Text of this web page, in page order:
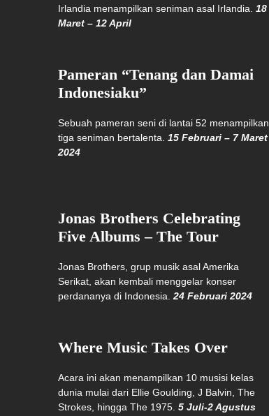
Irlandia menampilkan seniman asal Irlandia.18
Maret – 12 April
Pameran “Tenang dan Damai
Indonesiaku”
Sebuah pameran seni di lantai 52 menampilkan
tiga seniman bertalenta.15 Februari – 7 Maret
2024
Jonas Brothers Celebrating
Five Albums – The Tour
Jonas Brothers, grup musik asal Amerika
Serikat, akan kembali menggelar konser
perdananya di Indonesia.24 Februari 2024
Where Music Takes Over
Acara ini akan menampilkan 10 musisi kelas
dunia mulai dari Ellie Goulding, J Balvin, The
Strokes, hingga The 1975.5 Juli-2 Agustus